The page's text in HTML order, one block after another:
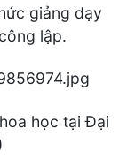
giảng dạy
lập.
học tại Đại